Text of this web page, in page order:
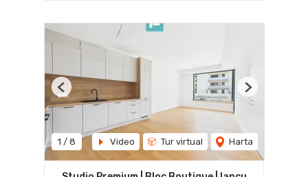
1 / 8 Video Tur virtual Harta
Previous Next